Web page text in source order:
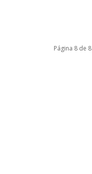
Página 8 de 8